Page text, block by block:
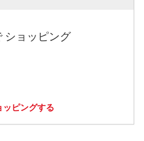
ショッピング
ピングする